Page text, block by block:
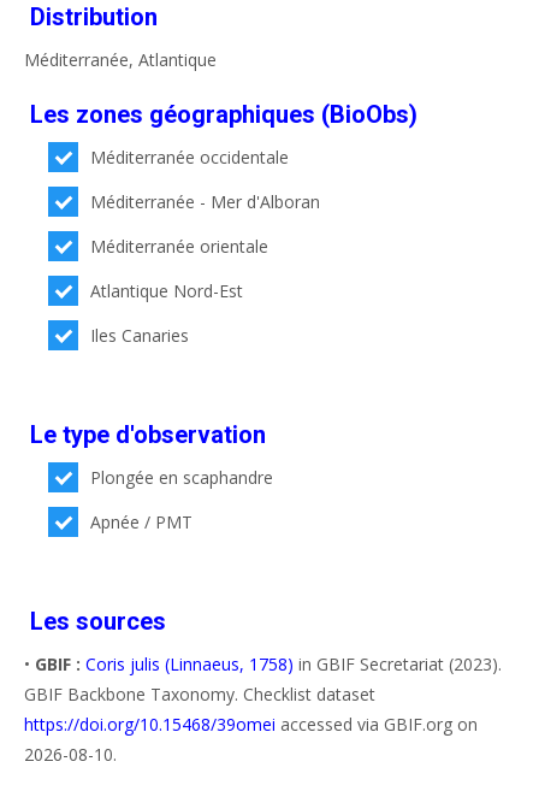
Distribution
Méditerranée, Atlantique
Les zones géographiques (BioObs)
Méditerranée occidentale
Méditerranée - Mer d'Alboran
Méditerranée orientale
Atlantique Nord-Est
Iles Canaries
Le type d'observation
Plongée en scaphandre
Apnée / PMT
Les sources
• GBIF : Coris julis (Linnaeus, 1758) in GBIF Secretariat (2023).
GBIF Backbone Taxonomy. Checklist dataset
https://doi.org/10.15468/39omei accessed via GBIF.org on
2026-08-10.